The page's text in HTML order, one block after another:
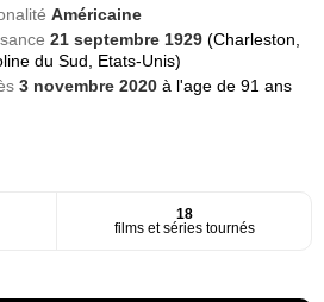
Américaine
21 septembre 1929(Charleston,
du Sud, Etats-Unis)
3 novembre 2020à l'age de 91 ans
18
films et séries tournés